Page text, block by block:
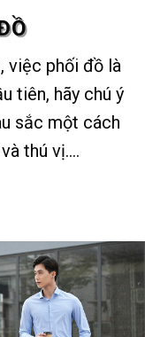
CÁCH PHỐI ĐỒ
DÀNH RIÊNG BẠN